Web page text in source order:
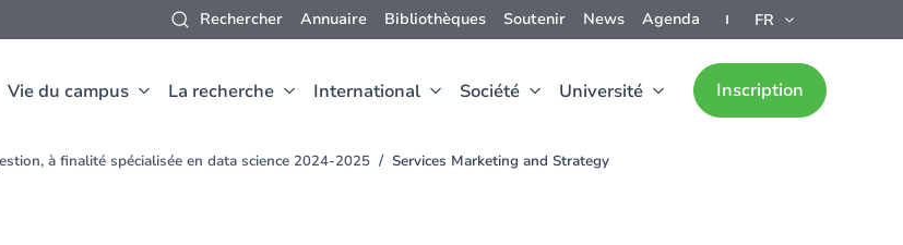
Rechercher Annuaire Bibliothèques Soutenir News Agenda FR
Vie du campus La recherche International Société Université Inscription
à finalité spécialisée en data science 2024-2025 Services Marketing and Strategy